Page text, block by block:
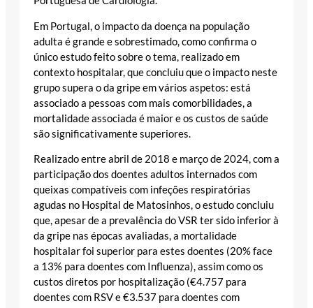
Em Portugal, o impacto da doença na população
adulta é grande e sobrestimado, como confirma o
único estudo feito sobre o tema, realizado em
contexto hospitalar, que concluiu que o impacto neste
grupo supera o da gripe em vários aspetos: está
associado a pessoas com mais comorbilidades, a
mortalidade associada é maior e os custos de saúde
são significativamente superiores.
Realizado entre abril de 2018 e março de 2024, com a
participação dos doentes adultos internados com
queixas compatíveis com infeções respiratórias
agudas no Hospital de Matosinhos, o estudo concluiu
que, apesar de a prevalência do VSR ter sido inferior à
da gripe nas épocas avaliadas, a mortalidade
hospitalar foi superior para estes doentes (20% face
a 13% para doentes com Influenza), assim como os
custos diretos por hospitalização (€4.757 para
doentes com RSV e €3.537 para doentes com